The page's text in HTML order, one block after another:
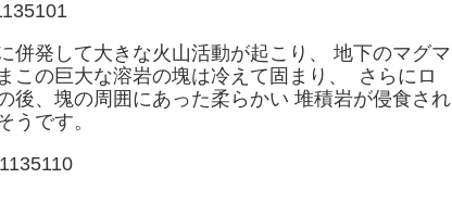
併発して大きな火山活動が起こり、 地下のマグマ
この巨大な溶岩の塊は冷えて固まり、 さらにロ
後、塊の周囲にあった柔らかい 堆積岩が侵食され
うです。